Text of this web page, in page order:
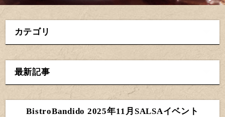
カテゴリ
最新記事
BistroBandido 2025年11月SALSAイベント